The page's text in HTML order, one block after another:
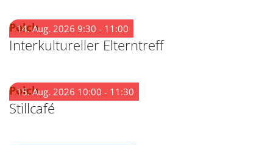
Polch:
Interkultureller Elterntreff
14. Aug. 2026 9:30 - 11:00
Polch:
Stillcafé
15. Aug. 2026 10:00 - 11:30